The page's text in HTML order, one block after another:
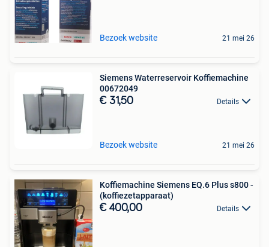
Bezoek website 21 mei 26
Siemens Waterreservoir Koffiemachine
00672049
€ 31,50 Details
Bezoek website 21 mei 26
Koffiemachine Siemens EQ.6 Plus s800 -
(koffiezetapparaat)
€ 400,00 Details